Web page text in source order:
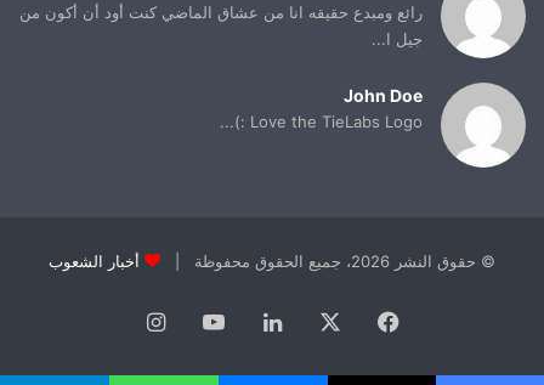
رائع ومبدع حقيقه انا من عشاق الماضي كنت أود أن أكون من
جيل ا...
John Doe
Love the TieLabs Logo :)...
© حقوق النشر 2026، جميع الحقوق محفوظة | أخبار الشعوب
فيسبوك لينكدإن يوتيوب